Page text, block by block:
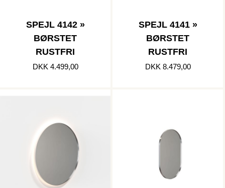
SPEJL 4142 »
BØRSTET
RUSTFRI
DKK 4.499,00
SPEJL 4141 »
BØRSTET
RUSTFRI
DKK 8.479,00